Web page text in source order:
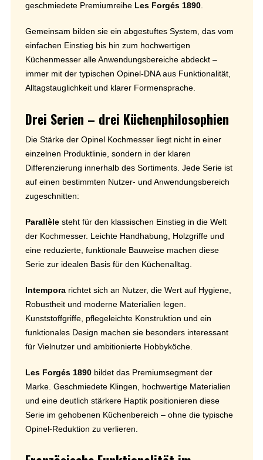
geschmiedete Premiumreihe Les Forgés 1890.
Gemeinsam bilden sie ein abgestuftes System, das vom
einfachen Einstieg bis hin zum hochwertigen
Küchenmesser alle Anwendungsbereiche abdeckt –
immer mit der typischen Opinel-DNA aus Funktionalität,
Alltagstauglichkeit und klarer Formensprache.
Drei Serien – drei Küchenphilosophien
Die Stärke der Opinel Kochmesser liegt nicht in einer
einzelnen Produktlinie, sondern in der klaren
Differenzierung innerhalb des Sortiments. Jede Serie ist
auf einen bestimmten Nutzer- und Anwendungsbereich
zugeschnitten:
Parallèlesteht für den klassischen Einstieg in die Welt
der Kochmesser. Leichte Handhabung, Holzgriffe und
eine reduzierte, funktionale Bauweise machen diese
Serie zur idealen Basis für den Küchenalltag.
Intemporarichtet sich an Nutzer, die Wert auf Hygiene,
Robustheit und moderne Materialien legen.
Kunststoffgriffe, pflegeleichte Konstruktion und ein
funktionales Design machen sie besonders interessant
für Vielnutzer und ambitionierte Hobbyköche.
Les Forgés 1890bildet das Premiumsegment der
Marke. Geschmiedete Klingen, hochwertige Materialien
und eine deutlich stärkere Haptik positionieren diese
Serie im gehobenen Küchenbereich – ohne die typische
Opinel-Reduktion zu verlieren.